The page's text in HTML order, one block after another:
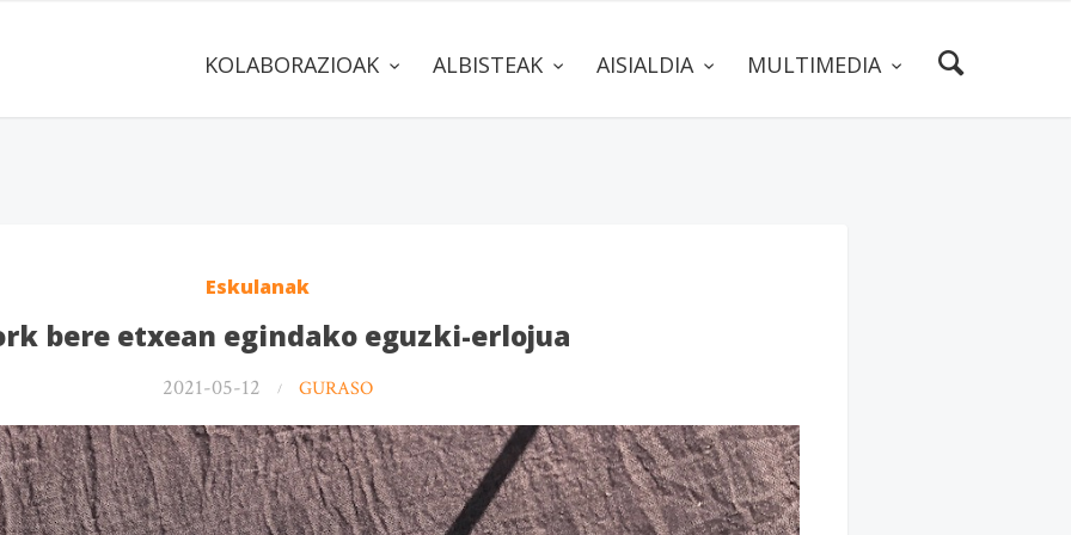
KOLABORAZIOAK ALBISTEAK AISIALDIA MULTIMEDIA
Eskulanak
bere etxean egindako eguzki-erlojua
2021-05-12 GURASO